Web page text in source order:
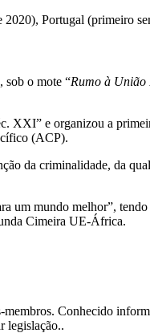
Portugal (primeiro
sob o mote “Rumo à União
XXI” e organizou a
(ACP).
da criminalidade, da
um mundo melhor”,
Cimeira UE-África.
Conhecido
legislação..